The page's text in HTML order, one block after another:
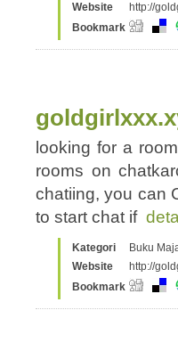
Website
http://
Bookmark
looking for a
rooms on
chatiing, you can
to start chat if
Kategori
Buku
Website
http://
Bookmark